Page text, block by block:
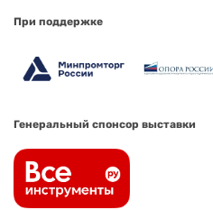
При поддержке
Генеральный спонсор выставки